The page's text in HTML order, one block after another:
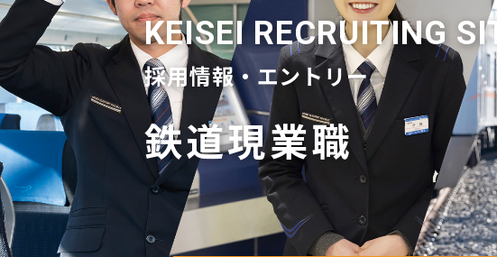
KEISEI RECRUITING
採用情報・エントリー
鉄道現業職